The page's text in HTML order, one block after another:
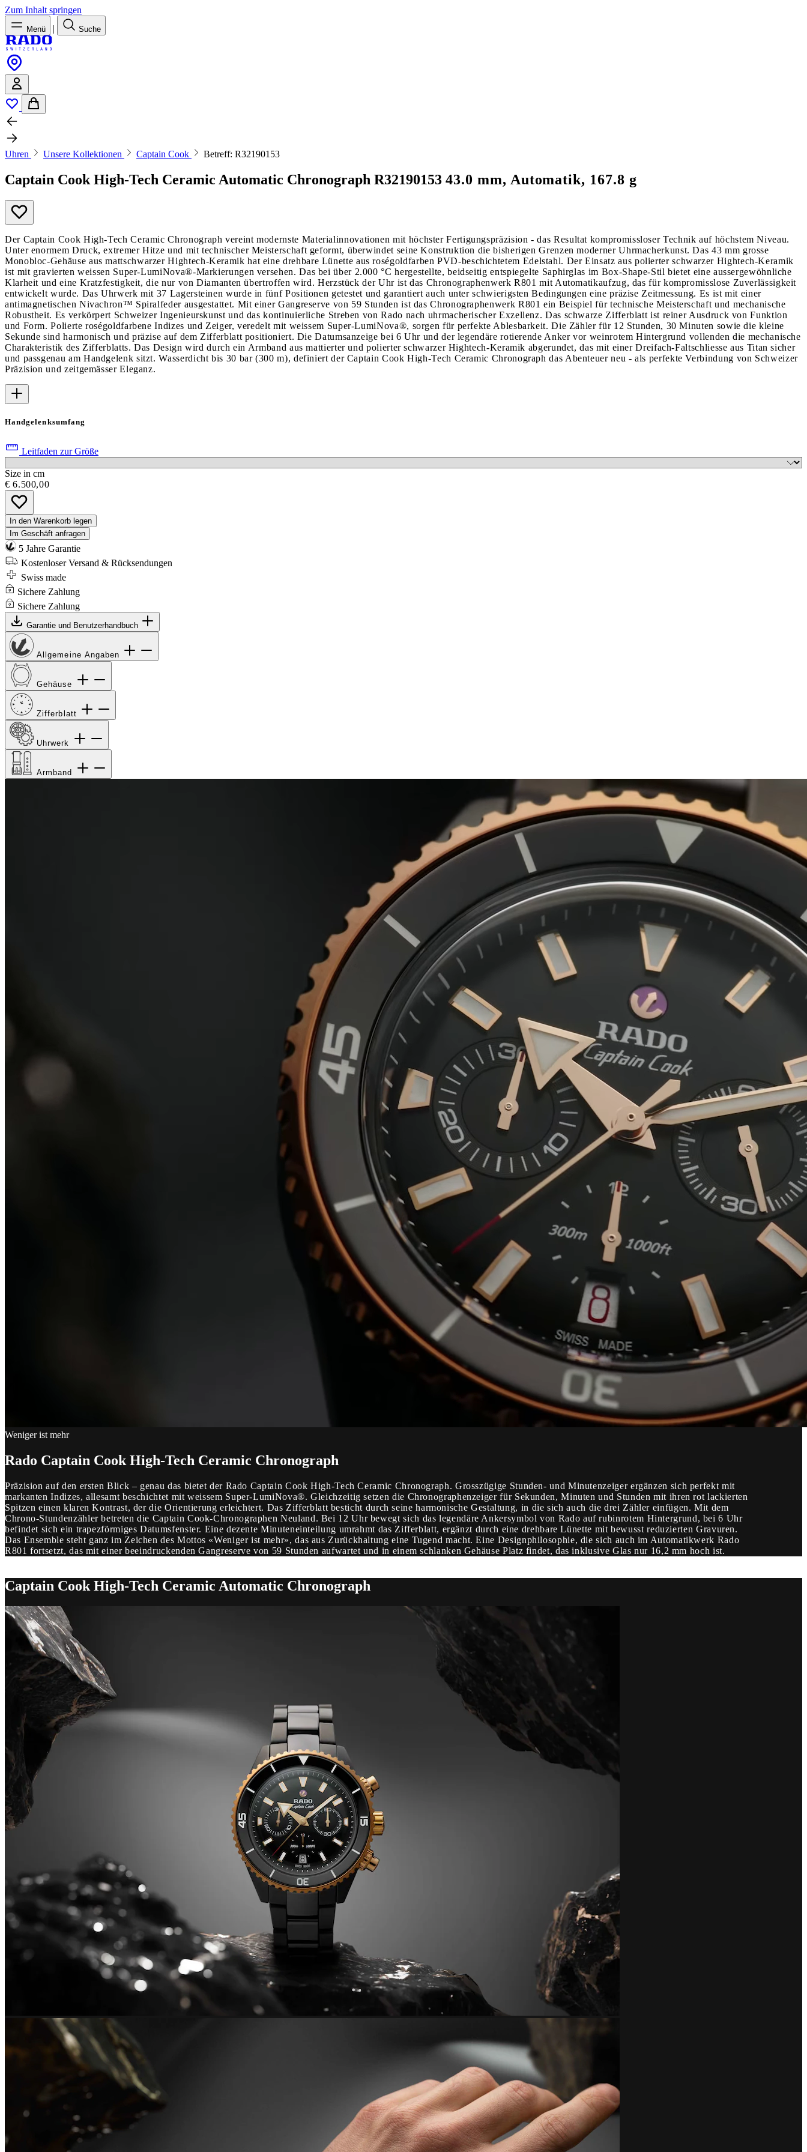
Zum Inhalt springen
Menü | Suche
Uhren Unsere Kollektionen Captain Cook Betreff: R32190153
Captain Cook High-Tech Ceramic Automatic Chronograph R32190153 43.0 mm, Automatik, 167.8 g
Der Captain Cook High-Tech Ceramic Chronograph vereint modernste Materialinnovationen mit höchster Fertigungspräzision - das Resultat kompromissloser Technik auf höchstem Niveau.
Unter enormem Druck, extremer Hitze und mit technischer Meisterschaft geformt, überwindet seine Konstruktion die bisherigen Grenzen moderner Uhrmacherkunst. Das 43 mm grosse
Monobloc-Gehäuse aus mattschwarzer Hightech-Keramik hat eine drehbare Lünette aus roségoldfarben PVD-beschichtetem Edelstahl. Der Einsatz aus polierter schwarzer Hightech-Keramik
ist mit gravierten weissen Super-LumiNova®-Markierungen versehen. Das bei über 2.000 °C hergestellte, beidseitig entspiegelte Saphirglas im Box-Shape-Stil bietet eine aussergewöhnliche
Klarheit und eine Kratzfestigkeit, die nur von Diamanten übertroffen wird. Herzstück der Uhr ist das Chronographenwerk R801 mit Automatikaufzug, das für kompromisslose Zuverlässigkeit
entwickelt wurde. Das Uhrwerk mit 37 Lagersteinen wurde in fünf Positionen getestet und garantiert auch unter schwierigsten Bedingungen eine präzise Zeitmessung. Es ist mit einer
antimagnetischen Nivachron™ Spiralfeder ausgestattet. Mit einer Gangreserve von 59 Stunden ist das Chronographenwerk R801 ein Beispiel für technische Meisterschaft und mechanische
Robustheit. Es verkörpert Schweizer Ingenieurskunst und das kontinuierliche Streben von Rado nach uhrmacherischer Exzellenz. Das schwarze Zifferblatt ist reiner Ausdruck von Funktion
und Form. Polierte roségoldfarbene Indizes und Zeiger, veredelt mit weissem Super-LumiNova®, sorgen für perfekte Ablesbarkeit. Die Zähler für 12 Stunden, 30 Minuten sowie die kleine
Sekunde sind harmonisch und präzise auf dem Zifferblatt positioniert. Die Datumsanzeige bei 6 Uhr und der legendäre rotierende Anker vor weinrotem Hintergrund vollenden die mechanische
Charakteristik des Zifferblatts. Das Design wird durch ein Armband aus mattierter und polierter schwarzer Hightech-Keramik abgerundet, das mit einer Dreifach-Faltschliesse aus Titan sicher
und passgenau am Handgelenk sitzt. Wasserdicht bis 30 bar (300 m), definiert der Captain Cook High-Tech Ceramic Chronograph das Abenteuer neu - als perfekte Verbindung von Schweizer
Präzision und zeitgemässer Eleganz.
Handgelenksumfang
Leitfaden zur Größe
Size in cm
€ 6.500,00
In den Warenkorb legen
Im Geschäft anfragen
5 Jahre Garantie
Kostenloser Versand & Rücksendungen
Swiss made
Sichere Zahlung
Sichere Zahlung
Garantie und Benutzerhandbuch
Allgemeine Angaben
Gehäuse
Zifferblatt
Uhrwerk
Armband
Weniger ist mehr
Rado Captain Cook High-Tech Ceramic Chronograph
Präzision auf den ersten Blick – genau das bietet der Rado Captain Cook High-Tech Ceramic Chronograph. Grosszügige Stunden- und Minutenzeiger ergänzen sich perfekt mit
markanten Indizes, allesamt beschichtet mit weissem Super-LumiNova®. Gleichzeitig setzen die Chronographenzeiger für Sekunden, Minuten und Stunden mit ihren rot lackierten
Spitzen einen klaren Kontrast, der die Orientierung erleichtert. Das Zifferblatt besticht durch seine harmonische Gestaltung, in die sich auch die drei Zähler einfügen. Mit dem
Chrono-Stundenzähler betreten die Captain Cook-Chronographen Neuland. Bei 12 Uhr bewegt sich das legendäre Ankersymbol von Rado auf rubinrotem Hintergrund, bei 6 Uhr
befindet sich ein trapezförmiges Datumsfenster. Eine dezente Minuteneinteilung umrahmt das Zifferblatt, ergänzt durch eine drehbare Lünette mit bewusst reduzierten Gravuren.
Das Ensemble steht ganz im Zeichen des Mottos «Weniger ist mehr», das aus Zurückhaltung eine Tugend macht. Eine Designphilosophie, die sich auch im Automatikwerk Rado
R801 fortsetzt, das mit einer beeindruckenden Gangreserve von 59 Stunden aufwartet und in einem schlanken Gehäuse Platz findet, das inklusive Glas nur 16,2 mm hoch ist.
Captain Cook High-Tech Ceramic Automatic Chronograph